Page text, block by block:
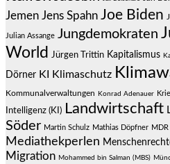
Jemen Jens Spahn Joe Biden
Julian Assange Jungdemokraten
World Jürgen Trittin Kapitalismus
Dörner KI Klimaschutz
Kommunalverwaltungen Konrad Adenauer
Intelligenz (KI) Landwirtschaft
Söder Martin Schulz Mathias Döpfner MDR
Mediathekperlen
Migration Mohammed bin Salman (MBS)